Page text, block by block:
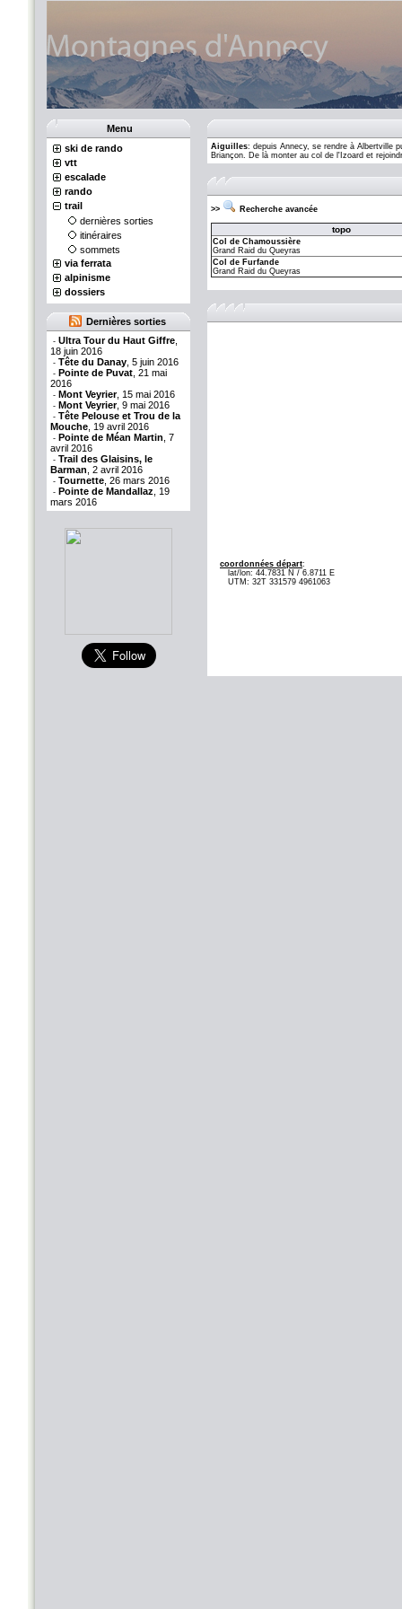
Menu
ski de rando
vtt
escalade
rando
trail
dernières sorties
itinéraires
sommets
via ferrata
alpinisme
dossiers
Dernières sorties
- Ultra Tour du Haut Giffre
18 juin 2016
- Tête du Danay , 5 juin 2016
- Pointe de Puvat , 21 mai
2016
- Mont Veyrier, 15 mai 2016
- Mont Veyrier, 9 mai 2016
- Tête Pelouse et Trou de la
Mouche , 19 avril 2016
- Pointe de Méan Martin , 7
avril 2016
- Trail des Glaisins, le
Barman , 2 avril 2016
- Tournette , 26 mars 2016
- Pointe de Mandallaz , 19
mars 2016
Aiguilles: depuis Annecy, se rendre à Albertville
Briançon. De là monter au col de l'Izoard et
>> Recherche avancée
topo
Col de Chamoussière
Grand Raid du Queyras
Col de Furfande
Grand Raid du Queyras
coordonnées départ:
lat/lon: 44.7831 N / 6.8711 E
UTM: 32T 331579 4961063